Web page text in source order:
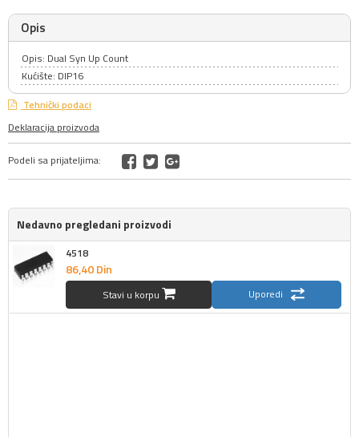
Opis
Opis: Dual Syn Up Count
Kućište: DIP16
Tehnički podaci
Deklaracija proizvoda
Podeli sa prijateljima:
Nedavno pregledani proizvodi
4518
86,40Din
Stavi u korpu Uporedi